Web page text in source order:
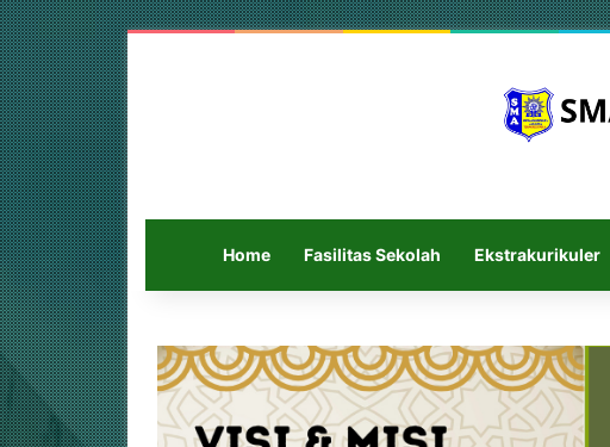
Home Fasilitas Sekolah Ekstrakurikuler